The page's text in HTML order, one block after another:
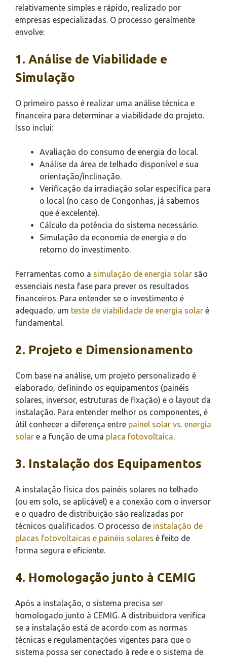
relativamente simples e rápido, realizado por
empresas especializadas. O processo geralmente
envolve:
1. Análise de Viabilidade e
Simulação
O primeiro passo é realizar uma análise técnica e
financeira para determinar a viabilidade do projeto.
Isso inclui:
Avaliação do consumo de energia do local.
Análise da área de telhado disponível e sua
orientação/inclinação.
Verificação da irradiação solar específica para
o local (no caso de Congonhas, já sabemos
que é excelente).
Cálculo da potência do sistema necessário.
Simulação da economia de energia e do
retorno do investimento.
Ferramentas como a simulação de energia solar são
essenciais nesta fase para prever os resultados
financeiros. Para entender se o investimento é
adequado, um teste de viabilidade de energia solar é
fundamental.
2. Projeto e Dimensionamento
Com base na análise, um projeto personalizado é
elaborado, definindo os equipamentos (painéis
solares, inversor, estruturas de fixação) e o layout da
instalação. Para entender melhor os componentes, é
útil conhecer a diferença entre painel solar vs. energia
solar e a função de uma placa fotovoltaica
3. Instalação dos Equipamentos
A instalação física dos painéis solares no telhado
(ou em solo, se aplicável) e a conexão com o inversor
e o quadro de distribuição são realizadas por
técnicos qualificados. O processo de instalação de
placas fotovoltaicas e painéis solares é feito de
forma segura e eficiente.
4. Homologação junto à CEMIG
Após a instalação, o sistema precisa ser
homologado junto à CEMIG. A distribuidora verifica
se a instalação está de acordo com as normas
técnicas e regulamentações vigentes para que o
sistema possa ser conectado à rede e o sistema de